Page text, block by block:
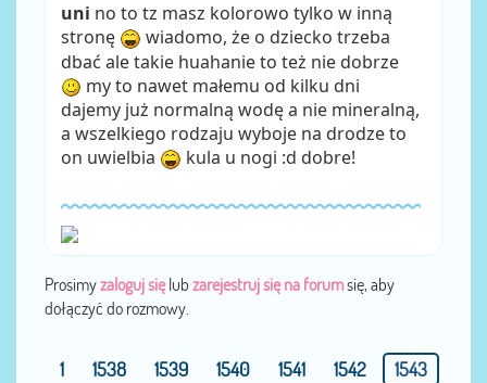
uni no to tz masz kolorowo tylko w inną
stronę
wiadomo, że o dziecko trzeba
dbać ale takie huahanie to też nie dobrze
my to nawet małemu od kilku dni
dajemy już normalną wodę a nie mineralną,
a wszelkiego rodzaju wyboje na drodze to
on uwielbia
kula u nogi :d dobre!
Prosimyzaloguj sięlub zarejestruj się na forumsię, aby
dołączyć do rozmowy.
1 1538 1539 1540 1541 1542
1543